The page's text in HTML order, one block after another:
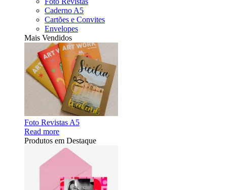
Caderno A5
Cartões e Convites
Envelopes
Mais Vendidos
Foto Revistas A5
Read more
Produtos em Destaque